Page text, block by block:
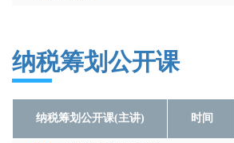
纳税筹划公开课
纳税筹划公开课(主讲) 时间